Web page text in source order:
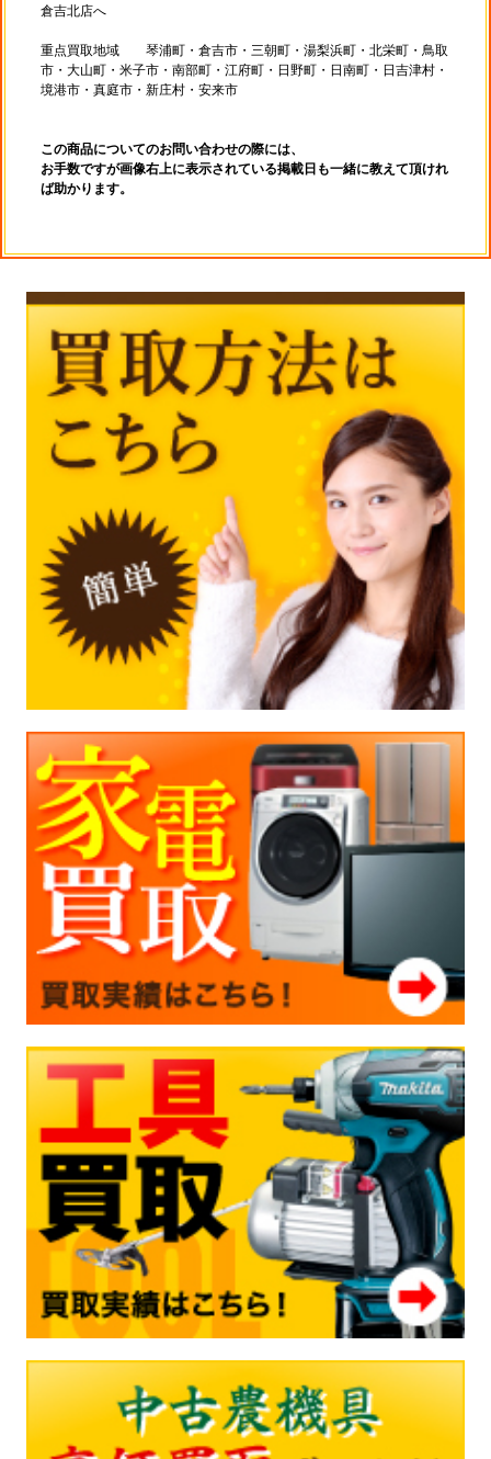
倉吉北店へ
重点買取地域 琴浦町・倉吉市・三朝町・湯梨浜町・北栄町・鳥取
市・大山町・米子市・南部町・江府町・日野町・日南町・日吉津村・
境港市・真庭市・新庄村・安来市
この商品についてのお問い合わせの際には、
お手数ですが画像右上に表示されている掲載日も一緒に教えて頂けれ
ば助かります。